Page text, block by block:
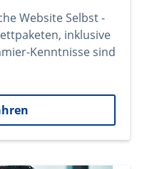
Website Selbst -
inklusive
Kenntnisse sind